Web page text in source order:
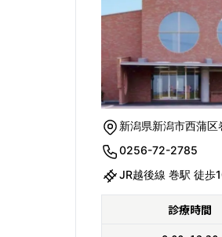
新潟県新潟市西蒲
0256-72-2785
JR越後線 巻駅 徒歩
診療時間